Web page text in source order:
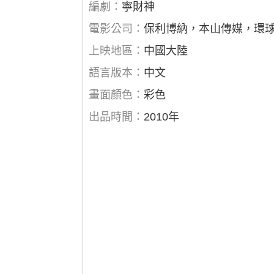
編劇： 寧財神
電影公司：保利博納，本山傳媒，環
上映地區： 中國大陸
語言版本： 中文
畫面顏色：彩色
出品時間： 2010年